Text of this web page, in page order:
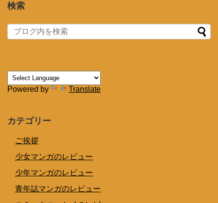
検索
Powered by Translate
カテゴリー
ご挨拶
少女マンガのレビュー
少年マンガのレビュー
青年誌マンガのレビュー